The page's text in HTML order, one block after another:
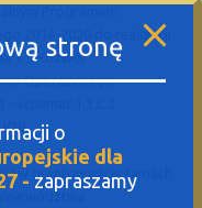
2014-2020 do realizacji
1.3 Rozwój
Operacyjnego
grantowych w ramach
stronę
o
dla
- zapraszamy